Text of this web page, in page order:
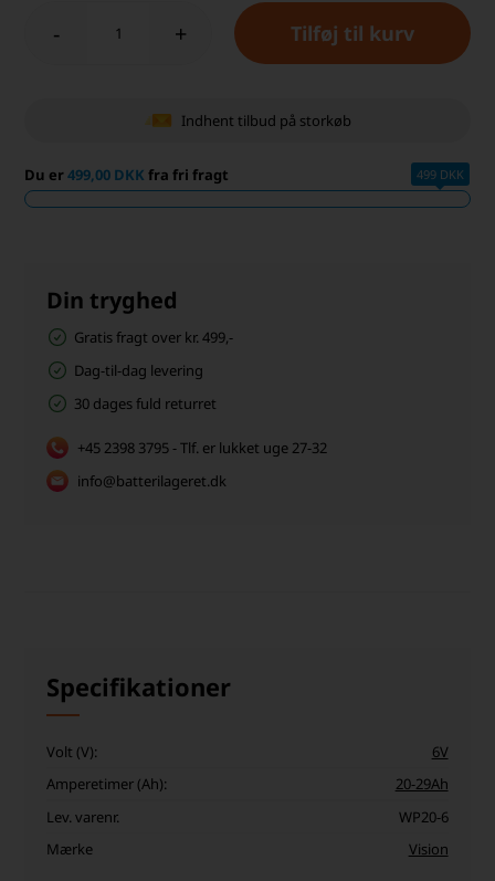
- +
Indhent tilbud på storkøb
Du er499,00 DKK fra fri fragt 499 DKK
Din tryghed
Gratis fragt over kr. 499,-
Dag-til-dag levering
30 dages fuld returret
+45 2398 3795 - Tlf. er lukket uge 27-32
info@batterilageret.dk
Specifikationer
Volt (V):
6V
Amperetimer (Ah):
20-29Ah
Lev. varenr.
WP20-6
Mærke
Vision